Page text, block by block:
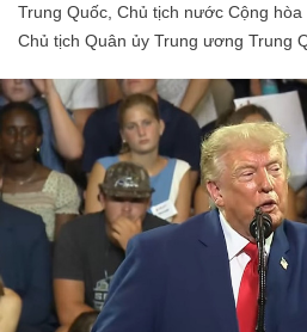
Trung Quốc, Chủ tịch nước Cộng
Chủ tịch Quân ủy Trung ương Trung